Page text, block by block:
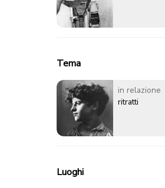
Tema
in relazione
ritratti
Luoghi